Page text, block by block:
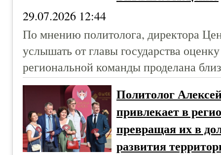
29.07.2026 12:44
По мнению политолога, директора
услышать от главы государства
региональной команды проделана
Политолог
привлекает в
превращая их в
развития